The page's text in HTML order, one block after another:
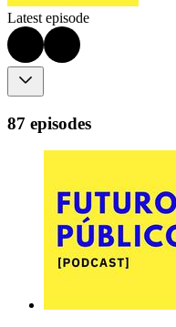
Latest episode
87 episodes